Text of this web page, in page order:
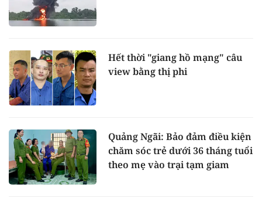
Hết thời "giang hồ mạng" câu
view bằng thị phi
Quảng Ngãi: Bảo đảm điều kiện
chăm sóc trẻ dưới 36 tháng tuổi
theo mẹ vào trại tạm giam